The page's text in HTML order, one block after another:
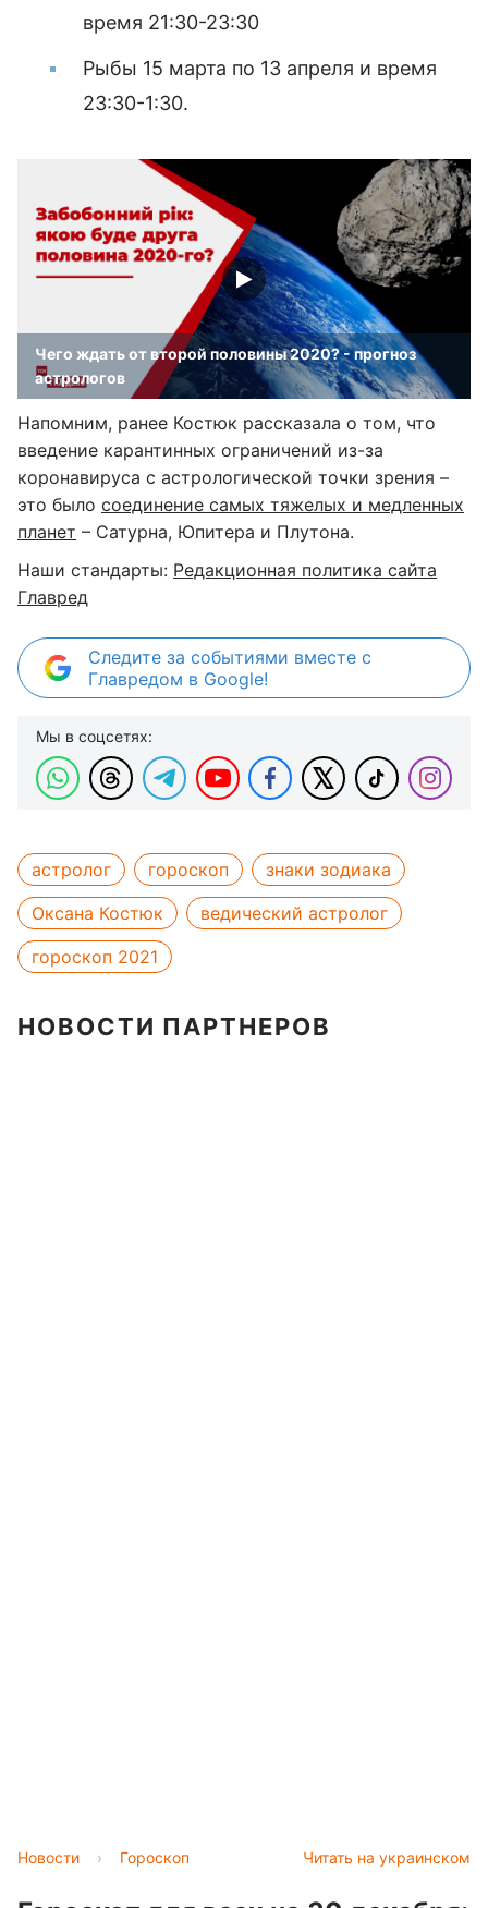
время 21:30-23:30
Рыбы 15 марта по 13 апреля и время
23:30-1:30.
Чего ждать от второй половины 2020? - прогноз
астрологов
Напомним, ранее Костюк рассказала о том, что
введение карантинных ограничений из-за
коронавируса с астрологической точки зрения –
это было соединение самых тяжелых и медленных
планет – Сатурна, Юпитера и Плутона.
Наши стандарты: Редакционная политика сайта
Главред
Следите за событиями вместе с
Главредом в Google!
Мы в соцсетях:
астролог гороскоп
знаки зодиака
Оксана Костюк
ведический астролог
гороскоп 2021
НОВОСТИ ПАРТНЕРОВ
Читать на украинском
Новости › Гороскоп